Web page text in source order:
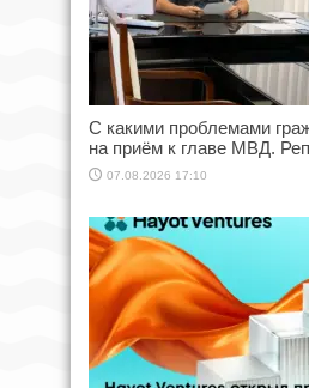
С какими проблемами
на приём к главе МВД.
07.08.2026 17:10